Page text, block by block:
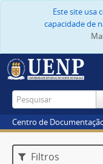
Este site usa
capacidade de
Centro de
Filtros